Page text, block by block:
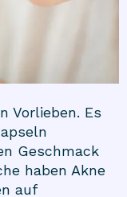
Vorlieben. Es
Geschmack
haben Akne
auf